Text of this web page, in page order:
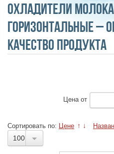
Охладители
горизонтальные –
качество продукта
Ценаот
Сортировать по: Цене ↑ ↓
100